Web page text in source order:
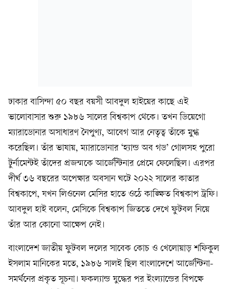
ঢাকার বাসিন্দা ৫০ বছর বয়সী আবদুল হাইয়ের কাছে এই
ভালোবাসার শুরু ১৯৮৬ সালের বিশ্বকাপ থেকে। তখন ডিয়েগো
ম্যারাডোনার অসাধারণ নৈপুণ্য, আবেগ আর নেতৃত্ব তাঁকে মুগ্ধ
করেছিল। তাঁর ভাষায়, ম্যারাডোনার ‘হ্যান্ড অব গড’ গোলসহ পুরো
টুর্নামেন্টই তাঁদের প্রজন্মকে আর্জেন্টিনার প্রেমে ফেলেছিল। এরপর
দীর্ঘ ৩৬ বছরের অপেক্ষার অবসান ঘটে ২০২২ সালের কাতার
বিশ্বকাপে, যখন লিওনেল মেসির হাতে ওঠে কাঙ্ক্ষিত বিশ্বকাপ ট্রফি।
আবদুল হাই বলেন, মেসিকে বিশ্বকাপ জিততে দেখে ফুটবল নিয়ে
তাঁর আর কোনো আক্ষেপ নেই।
বাংলাদেশ জাতীয় ফুটবল দলের সাবেক কোচ ও খেলোয়াড় শফিকুল
ইসলাম মানিকের মতে, ১৯৮৬ সালই ছিল বাংলাদেশে আর্জেন্টিনা-
সমর্থনের প্রকৃত সূচনা। ফকল্যান্ড যুদ্ধের পর ইংল্যান্ডের বিপক্ষে